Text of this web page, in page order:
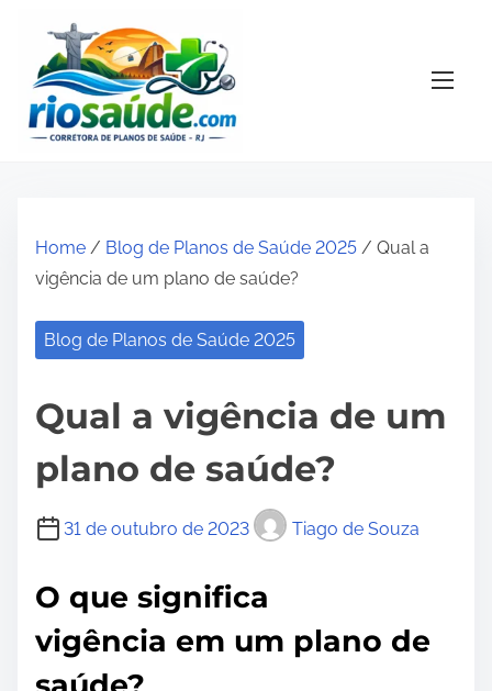
Home / Blog de Planos de Saúde 2025 / Qual a
vigência de um plano de saúde?
Blog de Planos de Saúde 2025
Qual a vigência de um
plano de saúde?
31 de outubro de 2023 Tiago de Souza
O que significa
vigência em um plano de